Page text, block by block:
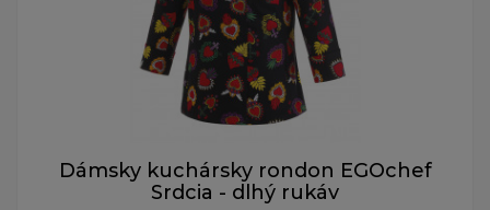
Dámsky kuchársky rondon EGOchef
Srdcia - dlhý rukáv